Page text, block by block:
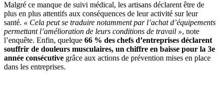
Malgré ce manque de suivi médical, les artisans déclarent être de
plus en plus attentifs aux conséquences de leur activité sur leur
santé. « Cela peut se traduire notamment par l’achat d’équipements
permettant l’amélioration de leurs conditions de travail », note
l’enquête. Enfin, quelque 66 % des chefs d’entreprises déclarent
souffrir de douleurs musculaires, un chiffre en baisse pour la 3e
année consécutive grâce aux actions de prévention mises en place
dans les entreprises.